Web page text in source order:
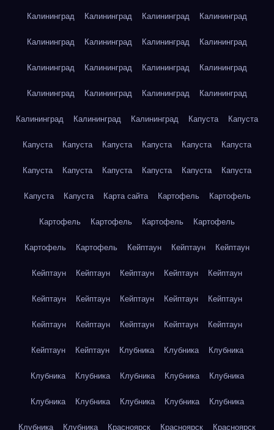
Калининград Калининград Калининград Калининград
Калининград Калининград Калининград Калининград
Калининград Калининград Калининград Калининград
Калининград Калининград Калининград Калининград
Калининград Калининград Калининград Капуста Капуста
Капуста Капуста Капуста Капуста Капуста Капуста
Капуста Капуста Капуста Капуста Капуста Капуста
Капуста Капуста Карта сайта Картофель Картофель
Картофель Картофель Картофель Картофель
Картофель Картофель Кейптаун Кейптаун Кейптаун
Кейптаун Кейптаун Кейптаун Кейптаун Кейптаун
Кейптаун Кейптаун Кейптаун Кейптаун Кейптаун
Кейптаун Кейптаун Кейптаун Кейптаун Кейптаун
Кейптаун Кейптаун Клубника Клубника Клубника
Клубника Клубника Клубника Клубника Клубника
Клубника Клубника Клубника Клубника Клубника
Клубника Клубника Красноярск Красноярск Красноярск